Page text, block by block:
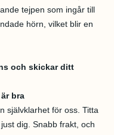
tejpen som ingår till
hörn, vilket blir en
och skickar ditt
bra
självklarhet för oss. Titta
dig. Snabb frakt, och